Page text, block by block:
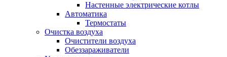
Настенные электрические котлы
Автоматика
Термостаты
Очистка воздуха
Очистители воздуха
Обеззараживатели